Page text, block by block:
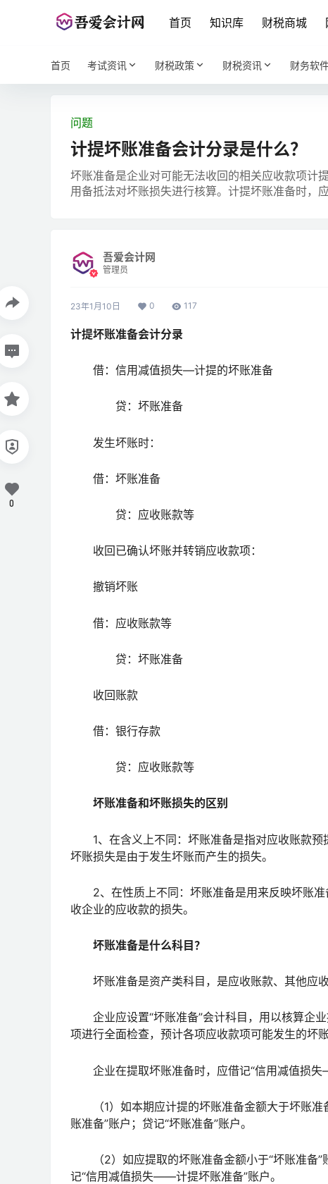
首页 知识库 财税商城
首页 考试资讯 财税政策 财税资讯 财务软
问题
计提坏账准备会计分录是什么？
坏账准备是企业对可能无法收回的相关应收款项计
用备抵法对坏账损失进行核算。计提坏账准备时，
吾爱会计网
管理员
23年1月10日 0 117
计提坏账准备会计分录
借：信用减值损失—计提的坏账准备
贷：坏账准备
发生坏账时：
借：坏账准备
贷：应收账款等
收回已确认坏账并转销应收款项：
撤销坏账
借：应收账款等
贷：坏账准备
收回账款
借：银行存款
贷：应收账款等
坏账准备和坏账损失的区别
1、在含义上不同：坏账准备是指对应收账款预
坏账损失是由于发生坏账而产生的损失。
2、在性质上不同：坏账准备是用来反映坏账准
收企业的应收款的损失。
坏账准备是什么科目？
坏账准备是资产类科目，是应收账款、其他应收
企业应设置“坏账准备”会计科目，用以核算企
项进行全面检查，预计各项应收款项可能发生的坏
企业在提取坏账准备时，应借记“信用减值损失
（1）如本期应计提的坏账准备金额大于坏账准
账准备”账户；贷记“坏账准备”账户。
（2）如应提取的坏账准备金额小于“坏账准备”
记“信用减值损失——计提坏账准备”账户。
0